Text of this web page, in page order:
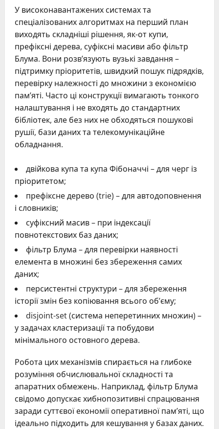
У високонавантажених системах та
спеціалізованих алгоритмах на перший план
виходять складніші рішення, як-от купи,
префіксні дерева, суфіксні масиви або фільтр
Блума. Вони розв’язують вузькі завдання –
підтримку пріоритетів, швидкий пошук підрядків,
перевірку належності до множини з економією
пам’яті. Часто ці конструкції вимагають тонкого
налаштування і не входять до стандартних
бібліотек, але без них не обходяться пошукові
рушії, бази даних та телекомунікаційне
обладнання.
двійкова купа та купа Фібоначчі – для черг із
пріоритетом;
префіксне дерево (trie) – для автодоповнення
і словників;
суфіксний масив – при індексації
повнотекстових баз даних;
фільтр Блума – для перевірки наявності
елемента в множині без збереження самих
даних;
персистентні структури – для збереження
історії змін без копіювання всього об’єму;
disjoint-set (система неперетинних множин) –
у задачах кластеризації та побудови
мінімального остовного дерева.
Робота цих механізмів спирається на глибоке
розуміння обчислювальної складності та
апаратних обмежень. Наприклад, фільтр Блума
свідомо допускає хибнопозитивні спрацювання
заради суттєвої економії оперативної пам’яті, що
ідеально підходить для кешування у базах даних.